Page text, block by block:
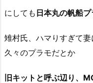
にしても 日本丸の帆船
雉村氏、ハマりすぎて
久々のプラモだとか
旧キットと呼ぶ辺り、